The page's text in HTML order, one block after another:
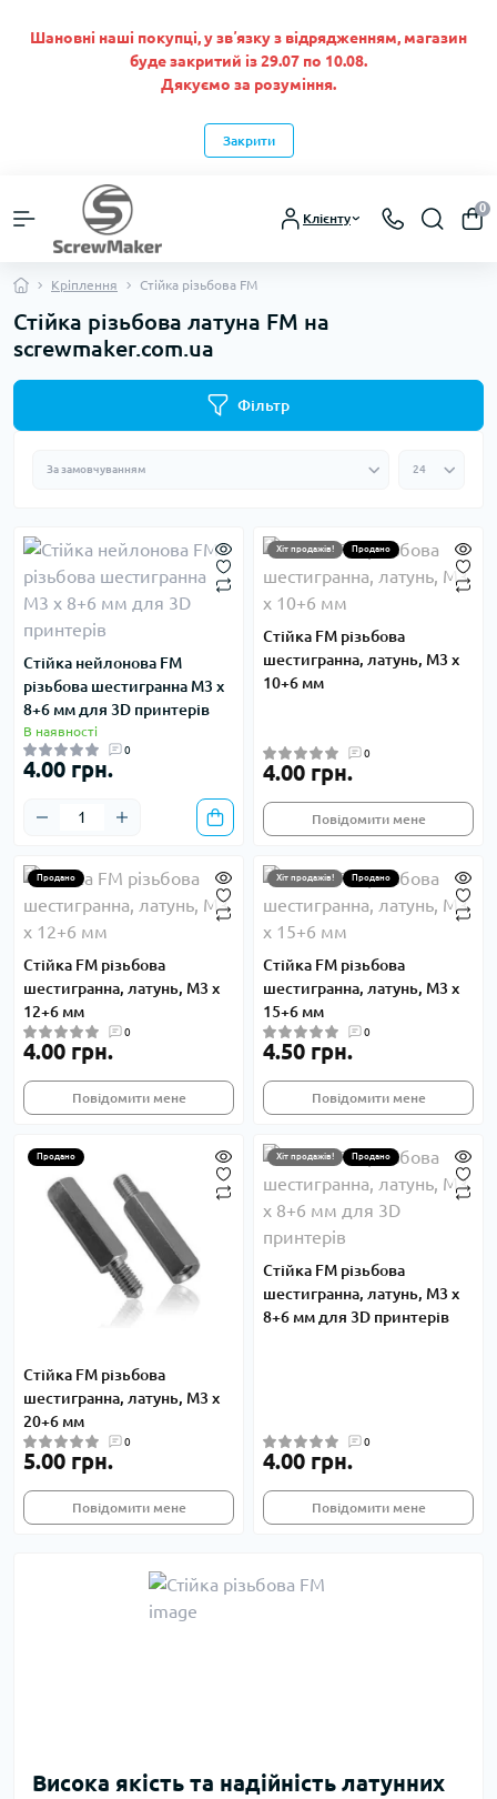
Шановні наші покупці, у звʼязку з відрядженням, магазин
буде закритий із 29.07 по 10.08.
Дякуємо за розуміння.
Закрити
Клієнту
0
Кріплення Стійка різьбова FM
Стійка різьбова латуна FM на
screwmaker.com.ua
Фільтр
Стійка нейлонова FM
різьбова шестигранна M3 x
8+6 мм для 3D принтерів
В наявності
0
4.00 грн.
Хіт продажів! Продано
Стійка FM різьбова
шестигранна, латунь, M3 x
10+6 мм
0
4.00 грн.
Повідомити мене
Продано
Стійка FM різьбова
шестигранна, латунь, M3 x
12+6 мм
0
4.00 грн.
Повідомити мене
Хіт продажів! Продано
Стійка FM різьбова
шестигранна, латунь, M3 x
15+6 мм
0
4.50 грн.
Повідомити мене
Продано
Стійка FM різьбова
шестигранна, латунь, M3 x
20+6 мм
0
5.00 грн.
Повідомити мене
Хіт продажів! Продано
Стійка FM різьбова
шестигранна, латунь, M3 x
8+6 мм для 3D принтерів
0
4.00 грн.
Повідомити мене
Висока якість та надійність латунних